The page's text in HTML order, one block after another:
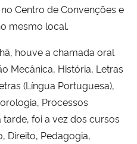
Centro de Convenções e
mesmo local.
houve a chamada oral
Mecânica, História, Letras
(Língua Portuguesa),
Processos
foi a vez dos cursos
Direito, Pedagogia,